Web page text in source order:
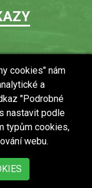
cookies" nám
a
"Podrobné
nastavit podle
typům cookies,
webu.